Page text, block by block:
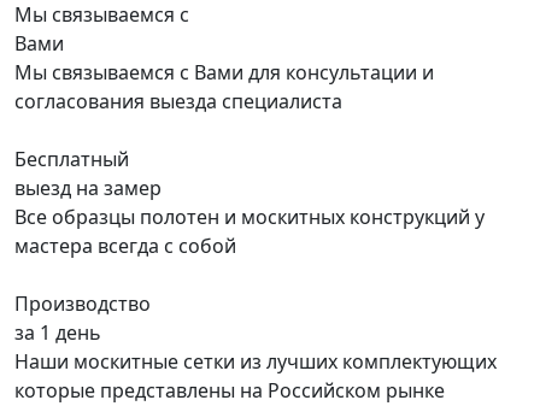
Мы связываемся с
Вами
Мы связываемся с Вами для консультации и
согласования выезда специалиста
Бесплатный
выезд на замер
Все образцы полотен и москитных конструкций у
мастера всегда с собой
Производство
за 1 день
Наши москитные сетки из лучших комплектующих
которые представлены на Российском рынке